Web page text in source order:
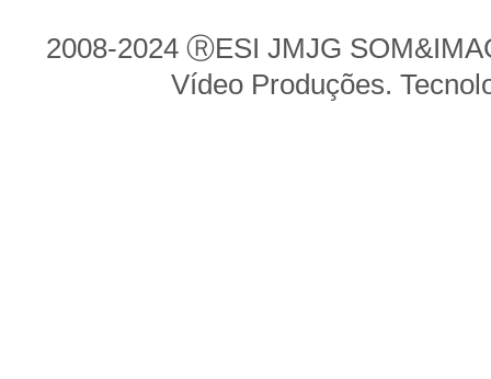
2008-2024 ⓇESI JMJG
Vídeo Produções.